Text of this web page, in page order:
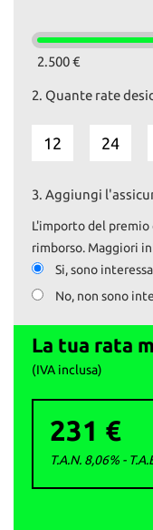
Su
dettagliata di ogni
I nostri servizi:
- Finanziamenti
La garanzia è fornita ai
AUTO&MOTORIbs; ‒
info vendite: 327 591
Daniele: 329 167 0084
Ufficio: 030 218 5303
ATTENZIONE: per
involontariamente
riportate non
2.500 €
2. Quante rate
12 24
3. Aggiungi
L'importo del
rimborso. Maggiori
Si, sono
No, non sono
La tua rata
(IVA inclusa)
231 €
T.A.N. 8,06% -